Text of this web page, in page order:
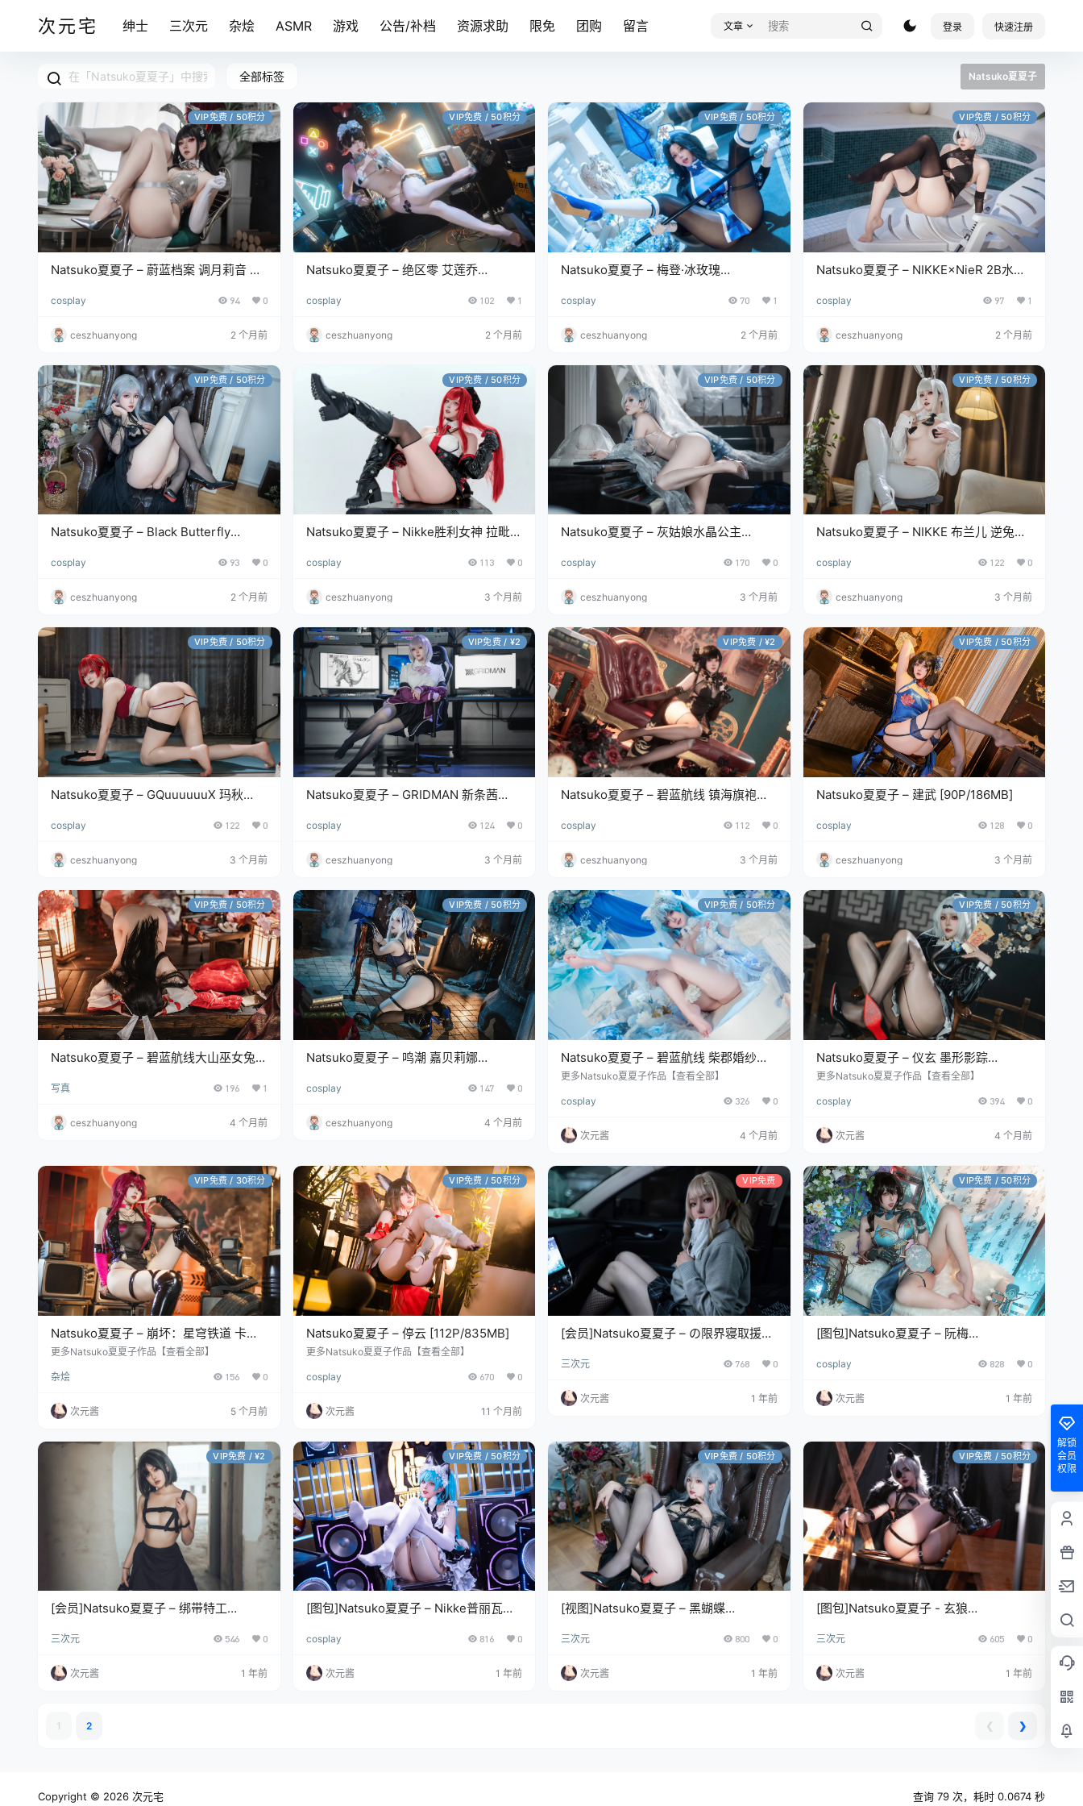
次元宅 绅士 三次元 杂烩 ASMR 游戏 公告/补档 资源求助 限免 团购 留言 文章 登录 快速注册
全部标签 Natsuko夏夏子
VIP免费 / 50积分
Natsuko夏夏子 – 蔚蓝档案 调月莉音 银
cosplay 94 0
ceszhuanyong 2 个月前
VIP免费 / 50积分
Natsuko夏夏子 – 绝区零 艾莲乔
cosplay 102 1
ceszhuanyong 2 个月前
VIP免费 / 50积分
Natsuko夏夏子 – 梅登·冰玫瑰
cosplay 70 1
ceszhuanyong 2 个月前
VIP免费 / 50积分
Natsuko夏夏子 – NIKKE×NieR 2B水着
cosplay 97 1
ceszhuanyong 2 个月前
VIP免费 / 50积分
Natsuko夏夏子 – Black Butterfly
cosplay 93 0
ceszhuanyong 2 个月前
VIP免费 / 50积分
Natsuko夏夏子 – Nikke胜利女神 拉毗
cosplay 113 0
ceszhuanyong 3 个月前
VIP免费 / 50积分
Natsuko夏夏子 – 灰姑娘水晶公主
cosplay 170 0
ceszhuanyong 3 个月前
VIP免费 / 50积分
Natsuko夏夏子 – NIKKE 布兰儿 逆兔女
cosplay 122 0
ceszhuanyong 3 个月前
VIP免费 / 50积分
Natsuko夏夏子 – GQuuuuuuX 玛秋
cosplay 122 0
ceszhuanyong 3 个月前
VIP免费 / ¥2
Natsuko夏夏子 – GRIDMAN 新条茜
cosplay 124 0
ceszhuanyong 3 个月前
VIP免费 / ¥2
Natsuko夏夏子 – 碧蓝航线 镇海旗袍
cosplay 112 0
ceszhuanyong 3 个月前
VIP免费 / 50积分
Natsuko夏夏子 – 建武 [90P/186MB]
cosplay 128 0
ceszhuanyong 3 个月前
VIP免费 / 50积分
Natsuko夏夏子 – 碧蓝航线大山巫女兔
写真 196 1
ceszhuanyong 4 个月前
VIP免费 / 50积分
Natsuko夏夏子 – 鸣潮 嘉贝莉娜
cosplay 147 0
ceszhuanyong 4 个月前
VIP免费 / 50积分
Natsuko夏夏子 – 碧蓝航线 柴郡婚纱
[70P/623MB]
更多Natsuko夏夏子作品【查看全部】
cosplay 326 0
次元酱 4 个月前
VIP免费 / 50积分
Natsuko夏夏子 – 仪玄 墨形影踪
[87P/594MB]
更多Natsuko夏夏子作品【查看全部】
cosplay 394 0
次元酱 4 个月前
VIP免费 / 30积分
Natsuko夏夏子 – 崩坏：星穹铁道 卡芙
卡 dishwasher同人 [96P/494MB]
更多Natsuko夏夏子作品【查看全部】
杂烩 156 0
次元酱 5 个月前
VIP免费 / 50积分
Natsuko夏夏子 – 停云 [112P/835MB]
更多Natsuko夏夏子作品【查看全部】
cosplay 670 0
次元酱 11 个月前
VIP免费
[会员]Natsuko夏夏子 – の限界寝取援交
三次元 768 0
次元酱 1 年前
VIP免费 / 50积分
[图包]Natsuko夏夏子 – 阮梅
cosplay 828 0
次元酱 1 年前
VIP免费 / ¥2
[会员]Natsuko夏夏子 – 绑带特工
三次元 546 0
次元酱 1 年前
VIP免费 / 50积分
[图包]Natsuko夏夏子 – Nikke普丽瓦蒂
cosplay 816 0
次元酱 1 年前
VIP免费 / 50积分
[视图]Natsuko夏夏子 – 黑蝴蝶
三次元 800 0
次元酱 1 年前
VIP免费 / 50积分
[图包]Natsuko夏夏子 - 玄狼
三次元 605 0
次元酱 1 年前
1 2 ❮ ❯
解锁
会员
权限
Copyright © 2026 次元宅 查询 79 次，耗时 0.0674 秒